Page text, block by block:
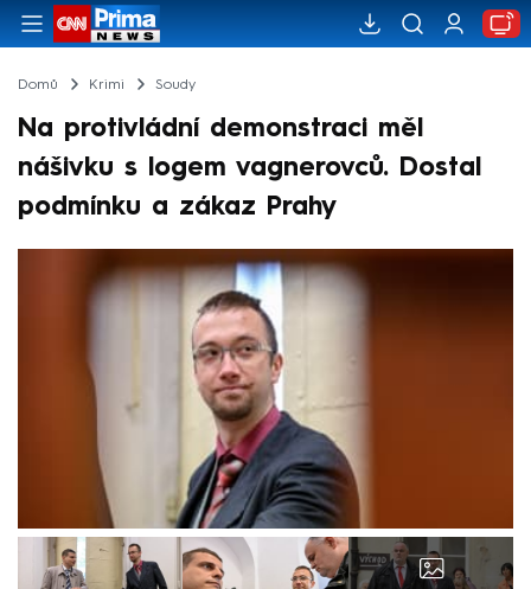
Domů Krimi Soudy
Na protivládní demonstraci měl
nášivku s logem vagnerovců. Dostal
podmínku a zákaz Prahy